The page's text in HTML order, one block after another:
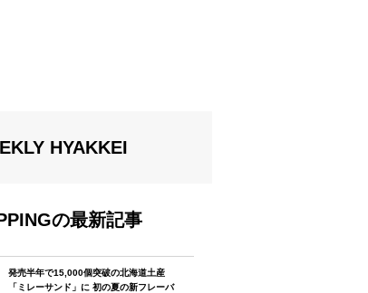
HYAKKEI
の最新記事
発売半年で15,000個突破の北海道土産
「ミレーサンド」に 初の夏の新フレーバ